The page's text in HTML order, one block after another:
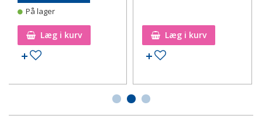
På lager
Læg i kurv
Tilføj til ønskeseddel
Læg i kurv
Tilføj til ønskeseddel